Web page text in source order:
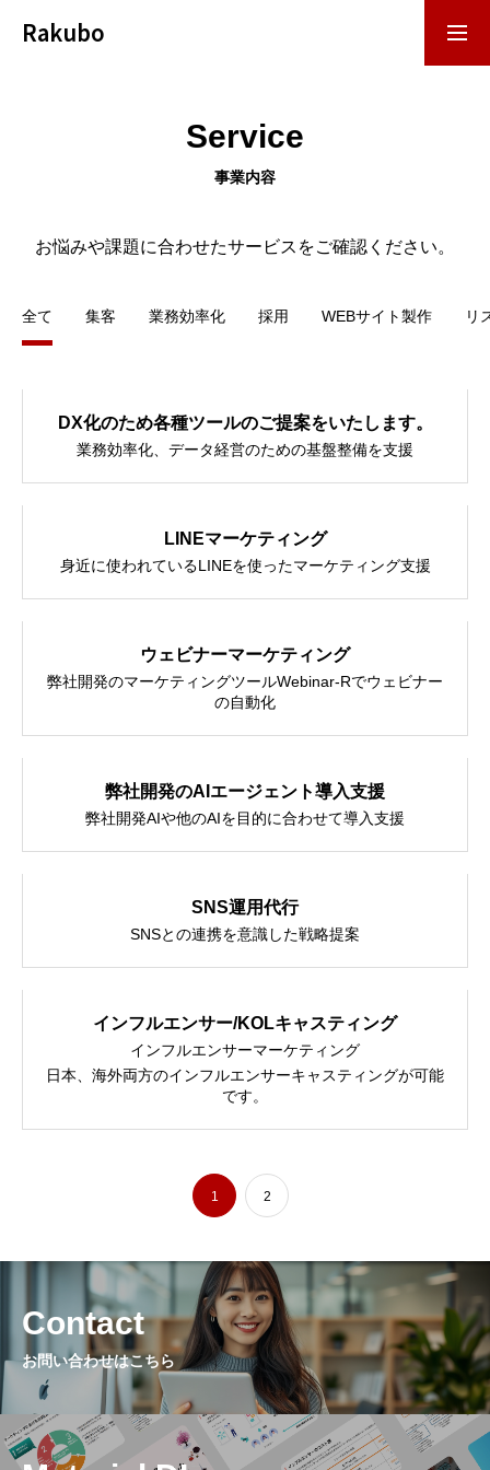
Rakubo
導入事例
お役立ち資料
お役立ち記事
会社概要
お問い合わせ
Service
事業内容
お悩みや課題に合わせたサービスをご確認ください。
全て 集客 業務効率化 採用 WEBサイト製作 リ
DX化のため各種ツールのご提案をいたします。
業務効率化、データ経営のための基盤整備を支援
LINEマーケティング
身近に使われているLINEを使ったマーケティング支援
ウェビナーマーケティング
弊社開発のマーケティングツールWebinar-Rでウェビナー
の自動化
弊社開発のAIエージェント導入支援
弊社開発AIや他のAIを目的に合わせて導入支援
SNS運用代行
SNSとの連携を意識した戦略提案
インフルエンサー/KOLキャスティング
インフルエンサーマーケティング
日本、海外両方のインフルエンサーキャスティングが可能
です。
1 2
Contact
お問い合わせはこちら